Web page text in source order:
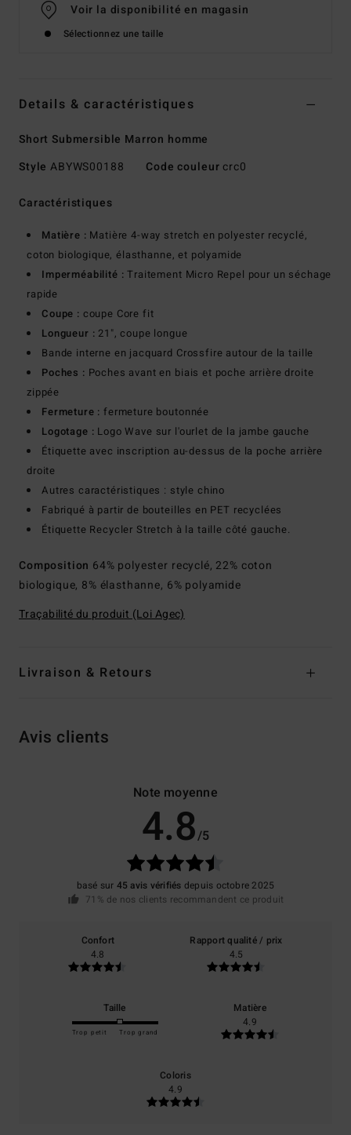
Voir la disponibilité en magasin
Sélectionnez une taille
Details & caractéristiques
Short Submersible Marron homme
Style ABYWS00188 Code couleur crc0
Caractéristiques
Matière : Matière 4-way stretch en polyester recyclé,
coton biologique, élasthanne, et polyamide
Imperméabilité : Traitement Micro Repel pour un séchage
rapide
Coupe : coupe Core fit
Longueur : 21", coupe longue
Bande interne en jacquard Crossfire autour de la taille
Poches : Poches avant en biais et poche arrière droite
zippée
Fermeture : fermeture boutonnée
Logotage : Logo Wave sur l'ourlet de la jambe gauche
Étiquette avec inscription au-dessus de la poche arrière
droite
Autres caractéristiques : style chino
Fabriqué à partir de bouteilles en PET recyclées
Étiquette Recycler Stretch à la taille côté gauche.
Composition 64% polyester recyclé, 22% coton
biologique, 8% élasthanne, 6% polyamide
Traçabilité du produit (Loi Agec)
Livraison & Retours
Avis clients
Note moyenne
4.8/5
basé sur 45 avis vérifiés depuis octobre 2025
71% de nos clients recommandent ce produit
Confort
4.8
Rapport qualité / prix
4.5
Taille
Trop petit Trop grand
Matière
4.9
Coloris
4.9